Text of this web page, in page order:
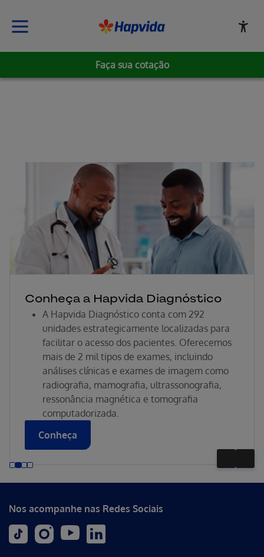
Faça sua cotação
Conheça a Hapvida Diagnóstico
A Hapvida Diagnóstico conta com 292
unidades estrategicamente localizadas para
facilitar o acesso dos pacientes. Oferecemos
mais de 2 mil tipos de exames, incluindo
análises clínicas e exames de imagem como
radiografia, mamografia, ultrassonografia,
ressonância magnética e tomografia
computadorizada.
Conheça
Nos acompanhe nas Redes Sociais